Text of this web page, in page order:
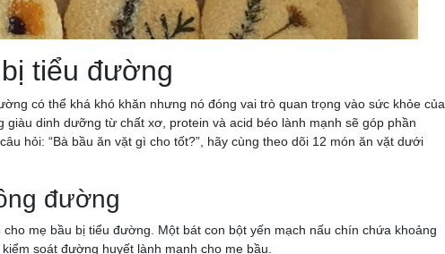
tiểu đường
có thể khá khó khăn nhưng nó đóng vai trò quan trọng vào sức khỏe của
dinh dưỡng từ chất xơ, protein và acid béo lành mạnh sẽ góp phần
hỏi: “Bà bầu ăn vặt gì cho tốt?”, hãy cùng theo dõi 12 món ăn vặt dưới
đường
mẹ bầu bị tiểu đường. Một bát con bột yến mạch nấu chín chứa khoảng
soát đường huyết lành mạnh cho mẹ bầu.